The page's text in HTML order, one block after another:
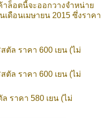
ล็อตนี้จะออกวางจำหน่าย
ดือนเมษายน 2015 ซึ่งราคา
ตัล ราคา 600 เยน (ไม่
ตัล ราคา 600 เยน (ไม่
ราคา 580 เยน (ไม่